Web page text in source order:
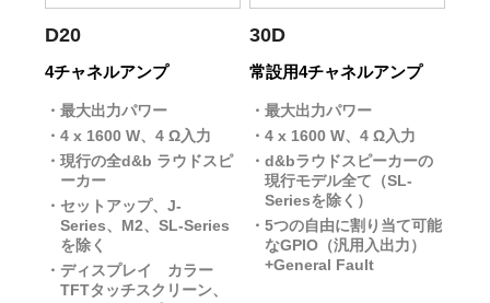
D20
4チャネルアンプ
最大出力パワー
4 x 1600 W、4 Ω入力
現行の全d&b ラウドスピ
ーカー
セットアップ、J-
Series、M2、SL-Series
を除く
ディスプレイ カラー
TFTタッチスクリーン、
30D
常設用4チャネルアンプ
最大出力パワー
4 x 1600 W、4 Ω入力
d&bラウドスピーカーの
現行モデル全て（SL-
Seriesを除く）
5つの自由に割り当て可能
なGPIO（汎用入出力）
+General Fault